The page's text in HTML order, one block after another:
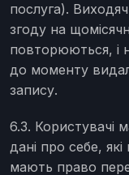
послуга).
згоду на
повторюються, і
до моменту
запису.
6.3. Користувачі
дані про себе,
мають право